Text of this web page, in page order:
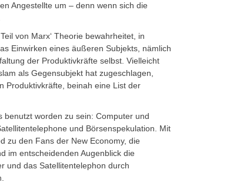
Angestellte um – denn wenn sich die
von Marx‘ Theorie bewahrheitet, in
Einwirken eines äußeren Subjekts, nämlich
der Produktivkräfte selbst. Vielleicht
als Gegensubjekt hat zugeschlagen,
Produktivkräfte, beinah eine List der
benutzt worden zu sein: Computer und
und Börsenspekulation. Mit
zu den Fans der New Economy, die
im entscheidenden Augenblick die
und das Satellitentelephon durch